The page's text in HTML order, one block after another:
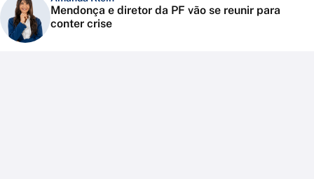
Mendonça e diretor da PF vão se reunir para
conter crise